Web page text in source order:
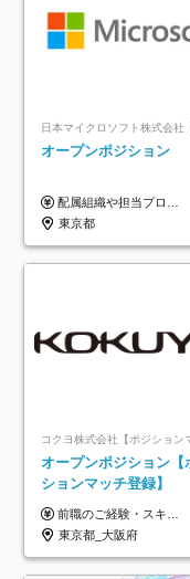
オープンポジション
配属組織や担当プロジェクトにより異なります。 ▼参考情報 ----------------------- 年俸650万～（1/12を月々支給） ※経験、能力を考慮の上、当社規定により優遇いたします。 ※時間外、休日出勤、深夜手当に対する賃金も基本年俸に含みます。
東京都
オープンポジション【
ションマッチ登録】
前職のご経験・スキル等を考慮して決定します。
東京都_大阪府